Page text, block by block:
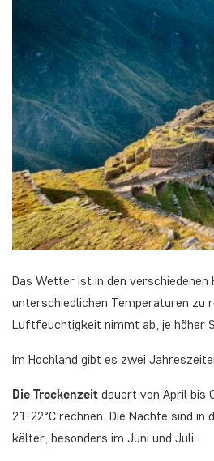
Das Wetter ist in den verschiedenen
unterschiedlichen Temperaturen zu
Luftfeuchtigkeit nimmt ab, je höher
Im Hochland gibt es zwei
Die Trockenzeit dauert von April bis
21-22°C rechnen. Die Nächte sind
kälter, besonders im Juni und Juli.